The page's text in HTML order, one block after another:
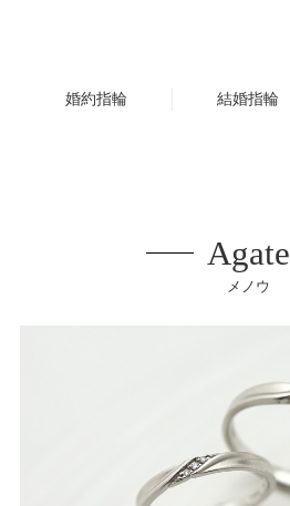
婚約指輪 結婚指輪
Agate
メノウ